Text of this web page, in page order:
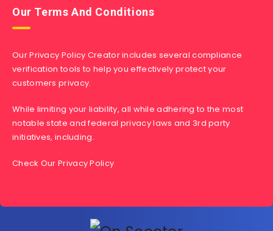
Our Terms And Conditions
Our Privacy Policy Creator includes several compliance
verification tools to help you effectively protect your
customers privacy.
While limiting your liability, all while adhering to the most
notable state and federal privacy laws and 3rd party
initiatives, including.
Check Our Privacy Policy